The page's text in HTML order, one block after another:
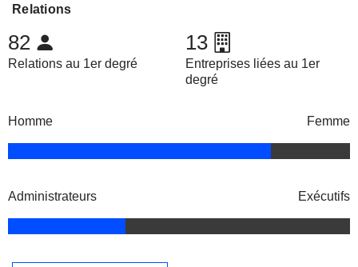
Relations
82
Relations au 1er degré
13
Entreprises liées au 1er
degré
Homme Femme
Administrateurs Exécutifs